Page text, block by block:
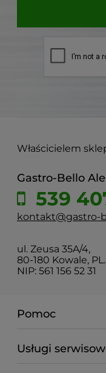
Właścicielem
Gastro-Bello
539
kontakt@gastro-
ul. Zeusa 35A/4,
80-180 Kowale, PL.
NIP: 561 156 52 31
Pomoc
Usługi